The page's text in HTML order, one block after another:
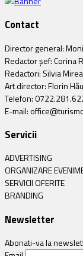
Contact
Director general:
Redactor șef: Corina
Redactori: Silvia
Art director: Florin Hău
Telefon:
E-mail:
Servicii
ADVERTISING
ORGANIZARE
SERVICII OFERITE
BRANDING
Newsletter
Abonati-va la